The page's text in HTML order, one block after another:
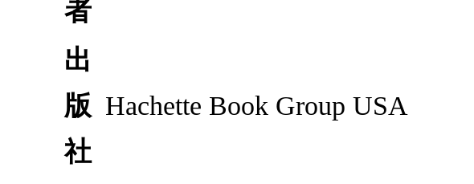
者
出
版
社
Hachette Book Group USA